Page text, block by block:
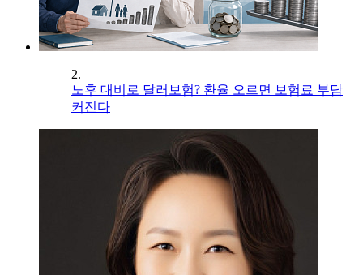
2.
노후 대비로 달러보험? 환율 오르면 보험료 부담
커진다